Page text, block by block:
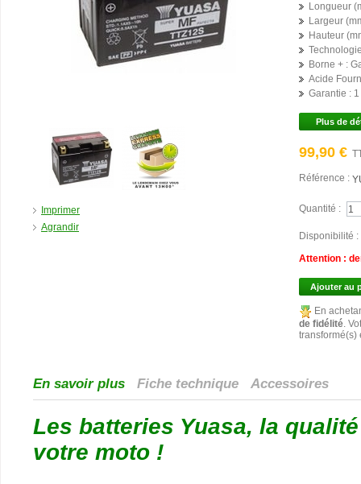
Imprimer
Agrandir
Longueur
Largeur
Hauteur
Borne + :
Acide
Garantie :
Plus de
99,90 €
Référence :
Quantité :
Disponibilité :
Attention :
Ajouter au
En
de fidélité.
En savoir plus Fiche technique Accessoires
Les batteries Yuasa, la
votre moto !